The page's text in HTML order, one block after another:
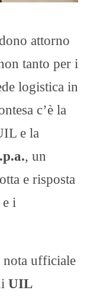
attorno
tanto per i
logistica in
c’è la
e la
, un
e risposta
i
nota ufficiale
UIL